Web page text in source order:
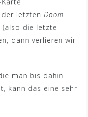
letzten Doom-
(also die letzte
dann verlieren wir
man bis dahin
kann das eine sehr